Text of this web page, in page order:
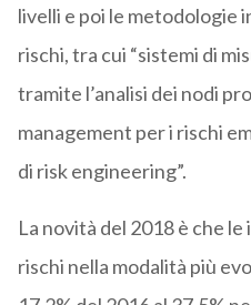
livelli e poi le metodologie
rischi, tra cui “sistemi di
tramite l’analisi dei nodi
management per i rischi
di risk engineering”.
La novità del 2018 è che
rischi nella modalità più